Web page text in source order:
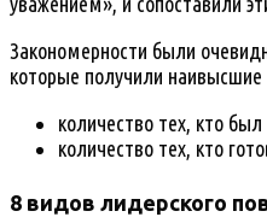
Закономерности были
которые получили
количество тех, кто
количество тех, кто
8 видов лидерского